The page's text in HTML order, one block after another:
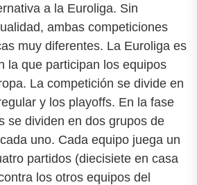
a la Euroliga. Sin
ambas competiciones
muy diferentes. La Euroliga es
la que participan los equipos
La competición se divide en
y los playoffs. En la fase
se dividen en dos grupos de
uno. Cada equipo juega un
partidos (diecisiete en casa
los otros equipos del